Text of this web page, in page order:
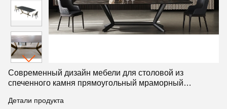
Современный дизайн мебели для столовой из
спеченного камня прямоугольный мраморный
Детали продукта